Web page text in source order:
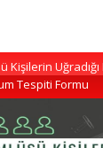
Kişilerin
Tespiti Formu